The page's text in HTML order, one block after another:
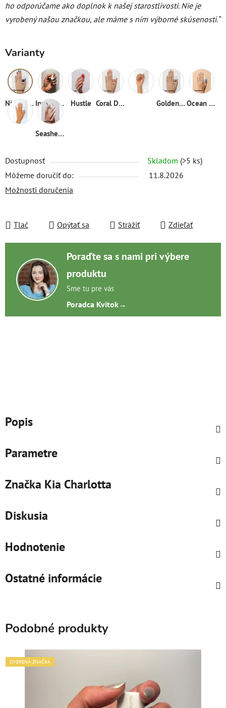
ho odporúčame ako doplnok k našej starostlivosti. Nie je
vyrobený našou značkou, ale máme s ním výborné skúsenosti.“
Varianty
Night swimming Inner glow Hustle Coral Diving Golden glamour Ocean breeze
Seashell seashell
Dostupnosť Skladom (>5 ks)
Môžeme doručiť do:
11.8.2026
Možnosti doručenia
Tlač Opýtať sa Strážiť Zdieľať
Poraďte sa s nami pri výbere
produktu
Sme tu pre vás
Poradca Kvitok→
Popis
Parametre
Značka Kia Charlotta
Diskusia
Hodnotenie
Ostatné informácie
Podobné produkty
OVERENÁ ZNAČKA